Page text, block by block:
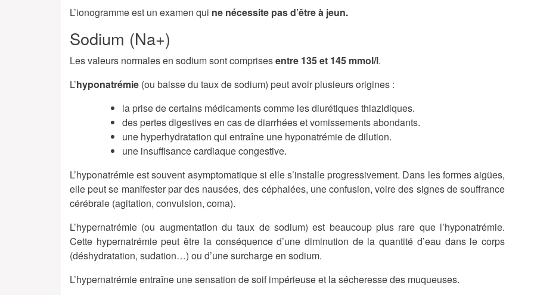
L’ionogramme est un examen qui ne nécessite pas d’être à jeun.
Sodium (Na+)
Les valeurs normales en sodium sont comprisesentre 135 et 145 mmol/l.
L’hyponatrémie (ou baisse du taux de sodium) peut avoir plusieurs origines :
la prise de certains médicaments comme les diurétiques thiazidiques.
des pertes digestives en cas de diarrhées et vomissements abondants.
une hyperhydratation qui entraîne une hyponatrémie de dilution.
une insuffisance cardiaque congestive.
L’hyponatrémie est souvent asymptomatique si elle s’installe progressivement. Dans les formes aigües,
elle peut se manifester par des nausées, des céphalées, une confusion, voire des signes de souffrance
cérébrale (agitation, convulsion, coma).
L’hypernatrémie (ou augmentation du taux de sodium) est beaucoup plus rare que l’hyponatrémie.
Cette hypernatrémie peut être la conséquence d’une diminution de la quantité d’eau dans le corps
(déshydratation, sudation…) ou d’une surcharge en sodium.
L’hypernatrémie entraîne une sensation de soif impérieuse et la sécheresse des muqueuses.